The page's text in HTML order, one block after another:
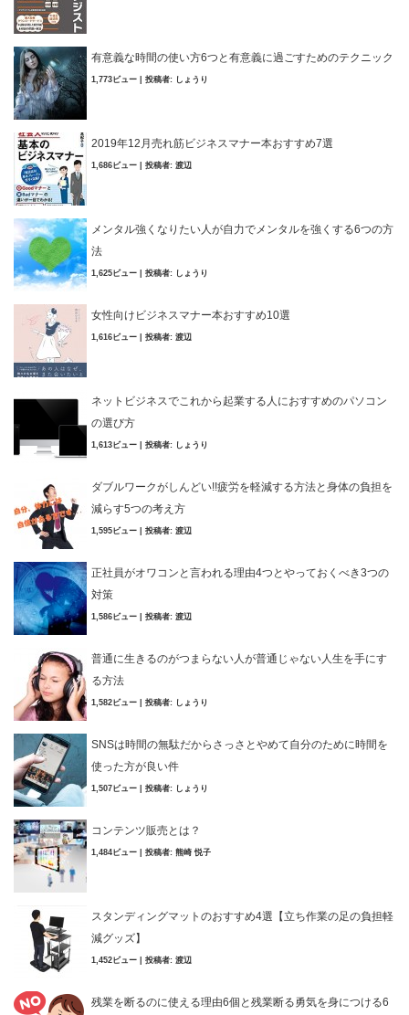
有意義な時間の使い方6つと有意義に過ごすためのテクニック
1,773ビュー 投稿者: しょうり
2019年12月売れ筋ビジネスマナー本おすすめ7選
1,686ビュー 投稿者: 渡辺
メンタル強くなりたい人が自力でメンタルを強くする6つの方
法
1,625ビュー 投稿者: しょうり
女性向けビジネスマナー本おすすめ10選
1,616ビュー 投稿者: 渡辺
ネットビジネスでこれから起業する人におすすめのパソコン
の選び方
1,613ビュー 投稿者: しょうり
ダブルワークがしんどい!!疲労を軽減する方法と身体の負担を
減らす5つの考え方
1,595ビュー 投稿者: 渡辺
正社員がオワコンと言われる理由4つとやっておくべき3つの
対策
1,586ビュー 投稿者: 渡辺
普通に生きるのがつまらない人が普通じゃない人生を手にす
る方法
1,582ビュー 投稿者: しょうり
SNSは時間の無駄だからさっさとやめて自分のために時間を
使った方が良い件
1,507ビュー 投稿者: しょうり
コンテンツ販売とは？
1,484ビュー 投稿者: 熊崎 悦子
スタンディングマットのおすすめ4選【立ち作業の足の負担軽
減グッズ】
1,452ビュー 投稿者: 渡辺
残業を断るのに使える理由6個と残業断る勇気を身につける6